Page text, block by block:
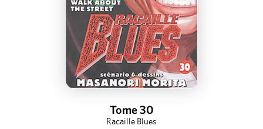
Tome 30
Racaille Blues